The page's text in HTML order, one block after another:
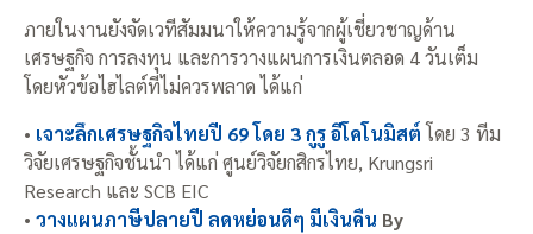
ภายในงานยังจัดเวทีสัมมนาให้ความรู้จากผู้เชี่ยวชาญด้าน
เศรษฐกิจ การลงทุน และการวางแผนการเงินตลอด 4 วันเต็ม
โดยหัวข้อไฮไลต์ที่ไม่ควรพลาด ได้แก่
• เจาะลึกเศรษฐกิจไทยปี 69 โดย 3 กูรู อีโคโนมิสต์ โดย 3 ทีม
วิจัยเศรษฐกิจชั้นนำ ได้แก่ ศูนย์วิจัยกสิกรไทย, Krungsri
Research และ SCB EIC
• วางแผนภาษีปลายปี ลดหย่อนดีๆ มีเงินคืน By